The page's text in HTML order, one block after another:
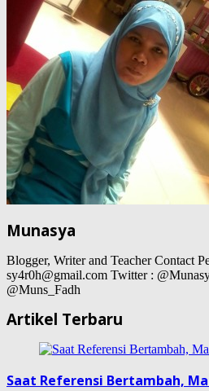
Munasya
Blogger, Writer and Teacher Contact
sy4r0h@gmail.com Twitter :
@Muns_Fadh
Artikel Terbaru
Saat Referensi Bertambah,